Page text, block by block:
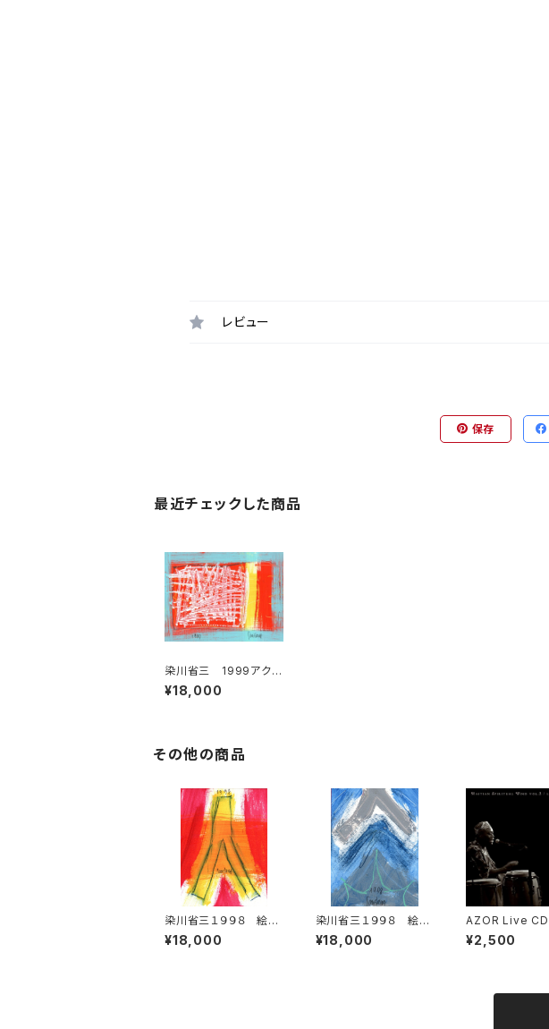
レビュー
保存
最近チェックした商品
染川省三 1999アクリ
ル絵画 3
¥18,000
その他の商品
染川省三１９９８ 絵画
人シリーズ 5
¥18,000
染川省三１９９８ 絵画
人シリーズ 4
¥18,000
AZOR Live CD
¥2,500